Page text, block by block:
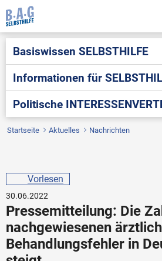
Basiswissen SELBSTHILFE
Informationen für
Politische
Startseite Aktuelles Nachrichten
Vorlesen
30.06.2022
Pressemitteilung: Die
nachgewiesenen
Behandlungsfehler in